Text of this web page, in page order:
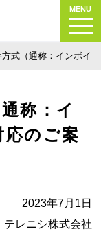
MENU
式（通称：インボイ
称：イ
応のご案
2023年7月1日
テレニシ株式会社